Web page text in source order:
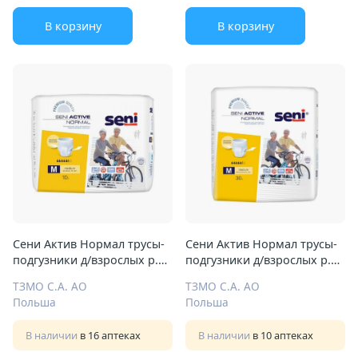
В корзину В корзину
Сени Актив Нормал трусы-
подгузники д/взрослых р.M
ТЗМО С.А. АО
Польша
В наличии в 16 аптеках
Сени Актив Нормал трусы-
подгузники д/взрослых р.M
ТЗМО С.А. АО
Польша
В наличии в 10 аптеках